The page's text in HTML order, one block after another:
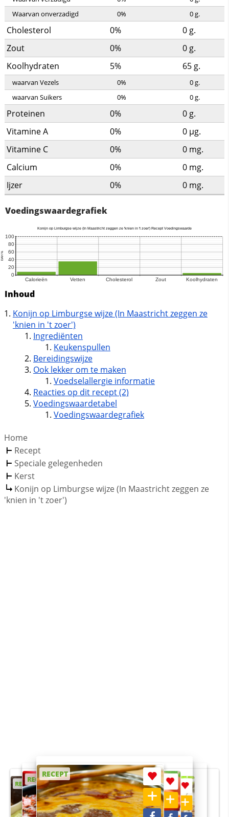
Waarvan onverzadigd
0% 0g.
Cholesterol 0% 0 g.
Zout
0% 0 g.
Koolhydraten
5% 65 g.
waarvan Vezels 0% 0g.
waarvan Suikers
0% 0g.
Proteinen 0% 0 g.
Vitamine A
0% 0 µg.
Vitamine C
0% 0 mg.
Calcium
0% 0 mg.
Ijzer
0% 0 mg.
Voedingswaardegrafiek
Inhoud
Konijn op Limburgse wijze (In Maastricht zeggen ze
'knien in 't zoer')
Ingrediënten
Keukenspullen
Bereidingswijze
Ook lekker om te maken
Voedselallergie informatie
Reacties op dit recept (2)
Voedingswaardetabel
Voedingswaardegrafiek
Home
Recept
Speciale gelegenheden
Kerst
Konijn op Limburgse wijze (In Maastricht zeggen ze
'knien in 't zoer')
RECEPT
RECEPT
RECEPT
RECEPT
RECEPT